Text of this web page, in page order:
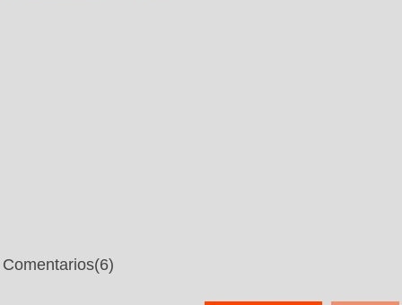
Comentarios(6)